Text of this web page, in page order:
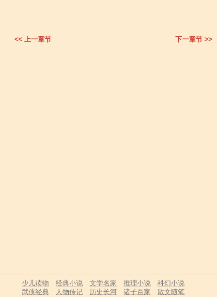
<< 上一章节 下一章节 >>
少儿读物 经典小说 文学名家 推理小说
科幻小说
武侠经典
人物传记 历史长河 诸子百家
散文随笔